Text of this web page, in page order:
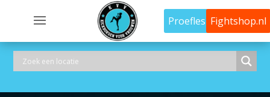
Proefles Fightshop.nl